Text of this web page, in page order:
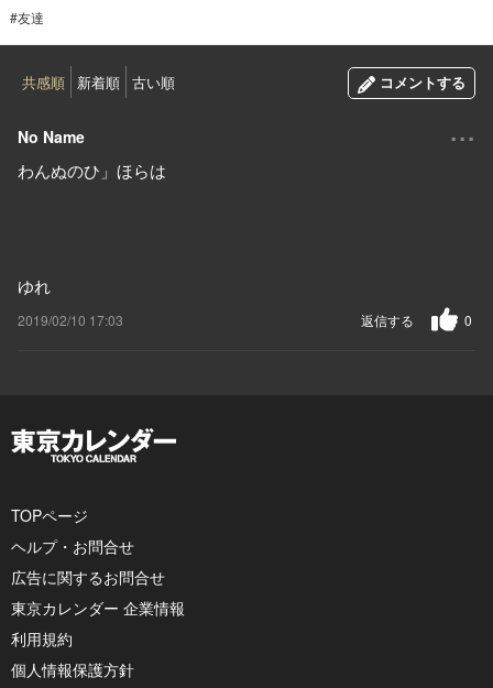
#友達
共感順 新着順 古い順 コメントする
No Name ...
わんぬのひ」ほらは
ゆれ
2019/02/10 17:03 0
返信する
TOPページ
ヘルプ・お問合せ
広告に関するお問合せ
東京カレンダー 企業情報
利用規約
個人情報保護方針